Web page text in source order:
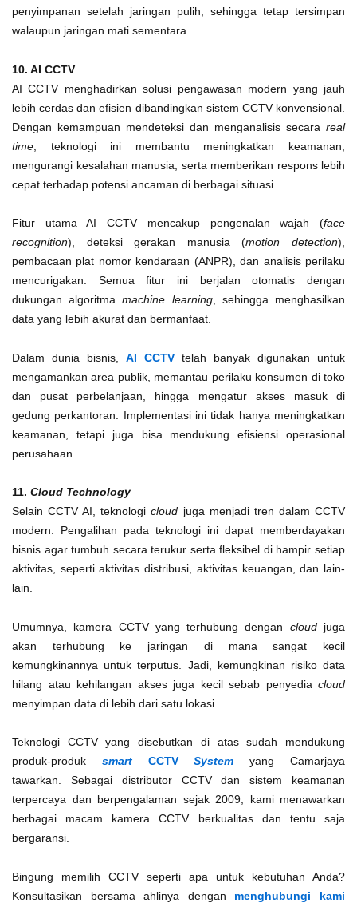
penyimpanan setelah jaringan pulih, sehingga tetap tersimpan
walaupun jaringan mati sementara.
10. AI CCTV
AI CCTV menghadirkan solusi pengawasan modern yang jauh
lebih cerdas dan efisien dibandingkan sistem CCTV konvensional.
Dengan kemampuan mendeteksi dan menganalisis secara real
time , teknologi ini membantu meningkatkan keamanan,
mengurangi kesalahan manusia, serta memberikan respons lebih
cepat terhadap potensi ancaman di berbagai situasi.
Fitur utama AI CCTV mencakup pengenalan wajah (face
recognition), deteksi gerakan manusia (motion detection),
pembacaan plat nomor kendaraan (ANPR), dan analisis perilaku
mencurigakan. Semua fitur ini berjalan otomatis dengan
dukungan algoritmamachine learning, sehingga menghasilkan
data yang lebih akurat dan bermanfaat.
Dalam dunia bisnis, AI CCTV telah banyak digunakan untuk
mengamankan area publik, memantau perilaku konsumen di toko
dan pusat perbelanjaan, hingga mengatur akses masuk di
gedung perkantoran. Implementasi ini tidak hanya meningkatkan
keamanan, tetapi juga bisa mendukung efisiensi operasional
perusahaan.
11. Cloud Technology
Selain CCTV AI, teknologicloud juga menjadi tren dalam CCTV
modern. Pengalihan pada teknologi ini dapat memberdayakan
bisnis agar tumbuh secara terukur serta fleksibel di hampir setiap
aktivitas, seperti aktivitas distribusi, aktivitas keuangan, dan lain-
lain.
Umumnya, kamera CCTV yang terhubung dengan cloudjuga
akan terhubung ke jaringan di mana sangat kecil
kemungkinannya untuk terputus. Jadi, kemungkinan risiko data
hilang atau kehilangan akses juga kecil sebab penyedia cloud
menyimpan data di lebih dari satu lokasi.
Teknologi CCTV yang disebutkan di atas sudah mendukung
produk-produk smart CCTVSystem
yang Camarjaya
tawarkan. Sebagai distributor CCTV dan sistem keamanan
terpercaya dan berpengalaman sejak 2009, kami menawarkan
berbagai macam kamera CCTV berkualitas dan tentu saja
bergaransi.
Bingung memilih CCTV seperti apa untuk kebutuhan Anda?
Konsultasikan bersama ahlinya dengan menghubungi kami